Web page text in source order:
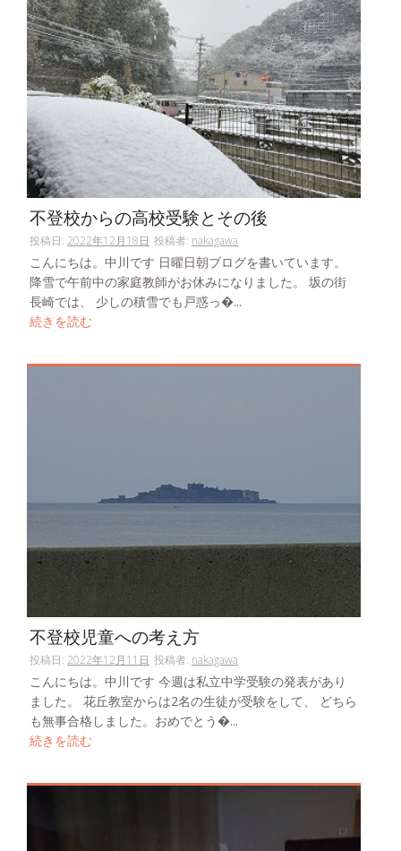
不登校からの高校受験とその後
投稿日: 2022年12月18日 投稿者: nakagawa
こんにちは。中川です 日曜日朝ブログを書いています。
降雪で午前中の家庭教師がお休みになりました。 坂の街
長崎では、 少しの積雪でも戸惑っ�...
続きを読む
不登校児童への考え方
投稿日: 2022年12月11日 投稿者: nakagawa
こんにちは。中川です 今週は私立中学受験の発表があり
ました。 花丘教室からは2名の生徒が受験をして、 どちら
も無事合格しました。おめでとう�...
続きを読む